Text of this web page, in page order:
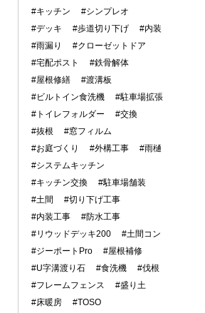
#キッチン
#シンプレオ
#デッキ
#歩道切り下げ
#内装
#雨漏り
#クローゼットドア
#宅配ポスト
#鉄骨解体
#屋根修繕
#渡溝板
#ビルトイン食洗機
#駐車場拡張
#トイレフォルダー
#交換
#抜根
#窓フィルム
#お庭づくり
#外構工事
#雨樋
#システムキッチン
#キッチン交換
#駐車場舗装
#土間
#切り下げ工事
#内装工事
#防水工事
#リウッドデッキ200
#土間コン
#ジーポートPro
#屋根補修
#U字溝渡り石
#食洗機
#伐根
#フレームフェンス
#盛り土
#床暖房
#TOSO